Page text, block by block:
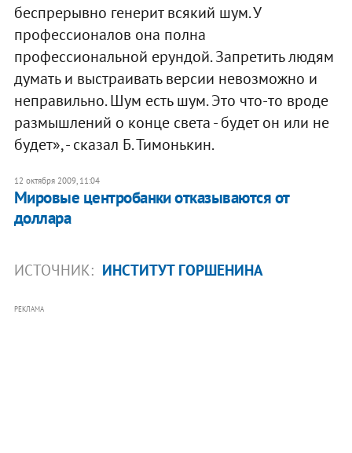
беспрерывно генерит всякий шум. У
профессионалов она полна
профессиональной ерундой. Запретить людям
думать и выстраивать версии невозможно и
неправильно. Шум есть шум. Это что-то вроде
размышлений о конце света - будет он или не
будет», - сказал Б. Тимонькин.
12 октября 2009, 11:04
Мировые центробанки отказываются от
доллара
ИСТОЧНИК: ИНСТИТУТ ГОРШЕНИНА
РЕКЛАМА